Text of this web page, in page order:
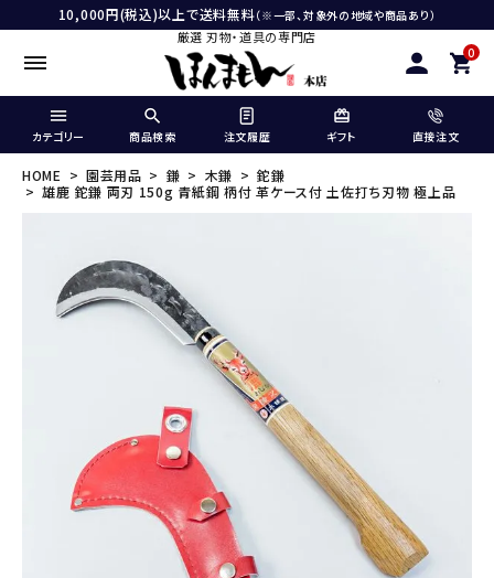
10,000円(税込)以上で送料無料（※一部、対象外の地域や商品あり）
厳選 刃物・道具の専門店
0
カテゴリー 商品検索 注文履歴 ギフト 直接注文
HOME 園芸用品 鎌 木鎌
鉈鎌
雄鹿 鉈鎌 両刃 150g 青紙鋼 柄付 革ケース付 土佐打ち刃物 極上品